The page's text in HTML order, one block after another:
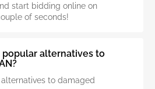
start bidding online on
of seconds!
alternatives to
to damaged